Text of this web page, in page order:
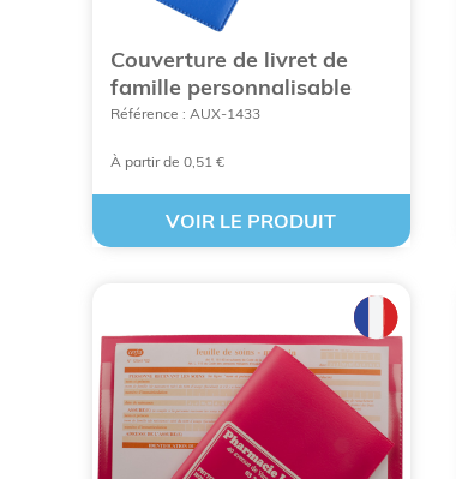
La communication par l’objet
La maroquinerie : un
Un nouveau souffle d’originalité
Couverture de livret de
famille personnalisable
Référence : AUX-1433
À partir de 0,51 €
VOIR LE PRODUIT